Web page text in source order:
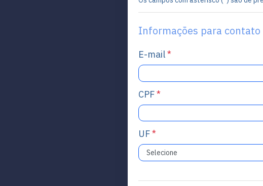
Informações para contato
E-mail*
CPF*
UF*